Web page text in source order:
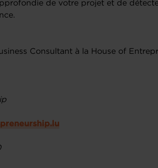
de votre projet et de
Consultant à la House of